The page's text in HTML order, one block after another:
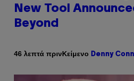
New Tool
Beyond
46 λεπτά πρινΚείμενο Denny